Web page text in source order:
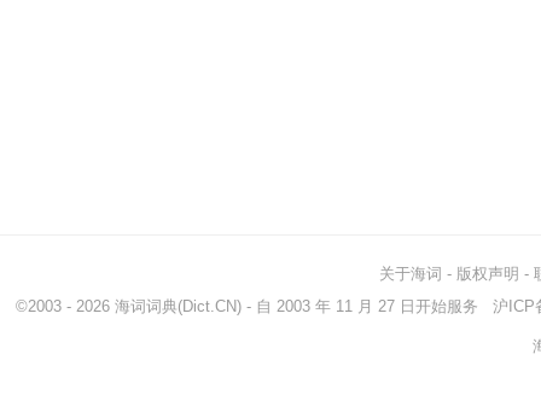
关于海词 - 版权声明 -
©2003 - 2026 海词词典(Dict.CN) - 自 2003 年 11 月 27 日开始服务 沪ICP